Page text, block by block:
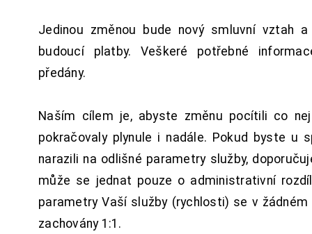
Jedinou změnou bude nový smluvní vztah
budoucí platby. Veškeré potřebné
předány.
Naším cílem je, abyste změnu pocítili co
pokračovaly plynule i nadále. Pokud byste u
narazili na odlišné parametry služby,
může se jednat pouze o administrativní
parametry Vaší služby (rychlosti) se v
zachovány 1:1.